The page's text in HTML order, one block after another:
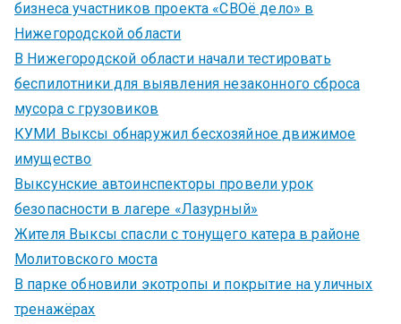
бизнеса участников проекта «СВОё дело» в
Нижегородской области
В Нижегородской области начали тестировать
беспилотники для выявления незаконного сброса
мусора с грузовиков
КУМИ Выксы обнаружил бесхозяйное движимое
имущество
Выксунские автоинспекторы провели урок
безопасности в лагере «Лазурный»
Жителя Выксы спасли с тонущего катера в районе
Молитовского моста
В парке обновили экотропы и покрытие на уличных
тренажёрах